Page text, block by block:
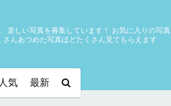
楽しい写真を募集しています！ お気に入りの写真
さんあつめた写真ほどたくさん見てもらえます
人気 最新